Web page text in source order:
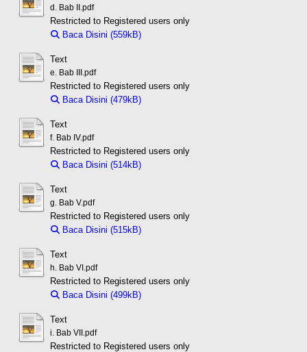
d. Bab II.pdf
Restricted to Registered users only
Baca Disini (559kB)
Text
e. Bab III.pdf
Restricted to Registered users only
Baca Disini (479kB)
Text
f. Bab IV.pdf
Restricted to Registered users only
Baca Disini (514kB)
Text
g. Bab V.pdf
Restricted to Registered users only
Baca Disini (515kB)
Text
h. Bab VI.pdf
Restricted to Registered users only
Baca Disini (499kB)
Text
i. Bab VII.pdf
Restricted to Registered users only